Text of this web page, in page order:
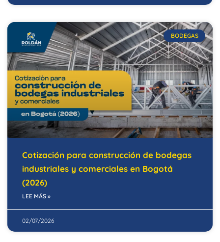
BODEGAS
Cotización para construcción de bodegas
industriales y comerciales en Bogotá
(2026)
LEE MÁS »
02/07/2026